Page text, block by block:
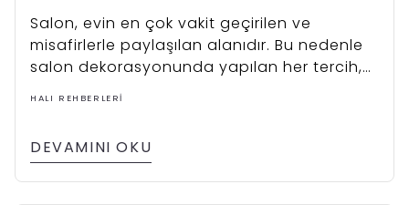
Salon, evin en çok vakit geçirilen ve
misafirlerle paylaşılan alanıdır. Bu nedenle
salon dekorasyonunda yapılan her tercih,
evin genel atmosferini doğrudan etkiler.
HALI REHBERLERI
DEVAMINI OKU